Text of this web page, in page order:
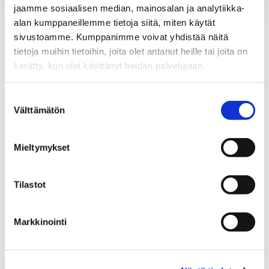
jaamme sosiaalisen median, mainosalan ja analytiikka-
alan kumppaneillemme tietoja siitä, miten käytät
sivustoamme. Kumppanimme voivat yhdistää näitä
tietoja muihin tietoihin, joita olet antanut heille tai joita on
kerätty, kun olet käyttänyt heidän palvelujaan.
valinta
Välttämätön
Mieltymykset
Tilastot
Markkinointi
Kos­ken­ja­lan Gal­le­ria Kos­
ken­ja­lan kenkä-​ ja nah­ka­
museol­la